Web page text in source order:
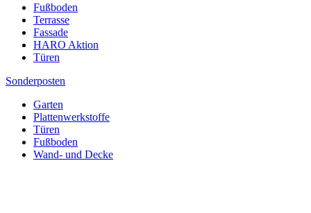
Fußboden
Terrasse
Fassade
HARO Aktion
Türen
Sonderposten
Garten
Plattenwerkstoffe
Türen
Fußboden
Wand- und Decke